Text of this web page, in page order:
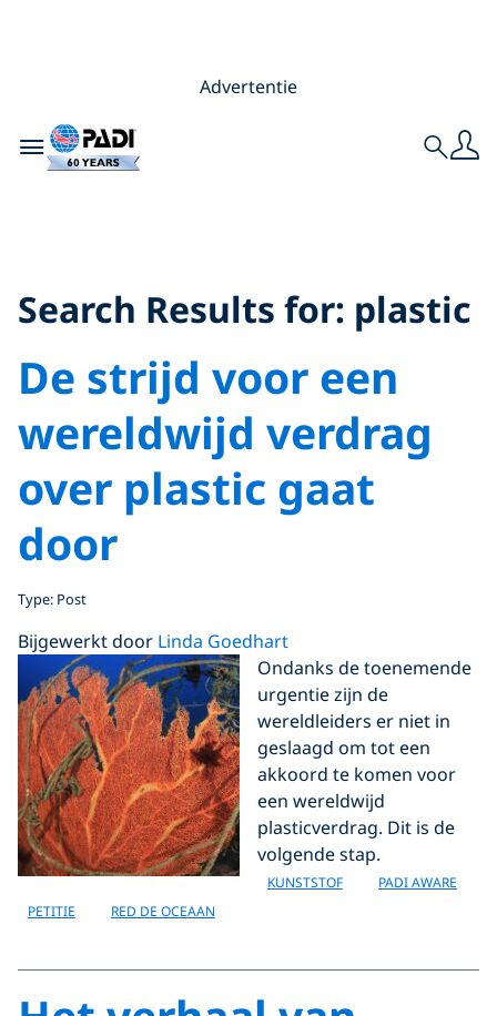
Advertentie
Toggle navigation Search
Search Results for: plastic
De strijd voor een
wereldwijd verdrag
over plastic gaat
door
Type: Post
Bijgewerkt door Linda Goedhart
Ondanks de toenemende
urgentie zijn de
wereldleiders er niet in
geslaagd om tot een
akkoord te komen voor
een wereldwijd
plasticverdrag. Dit is de
volgende stap.
KUNSTSTOF
PADI AWARE
PETITIE
RED DE OCEAAN